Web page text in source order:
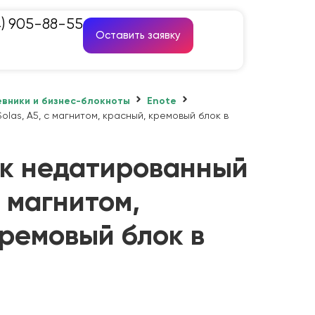
905-88-55
Оставить заявку
и бизнес-блокноты
Enote
А5, с магнитом, красный, кремовый блок в
недатированный
блок в